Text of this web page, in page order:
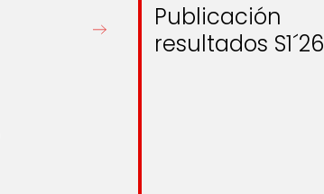
Publicación
resultados S1´26